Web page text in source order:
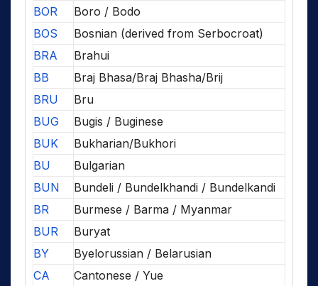
BOR
Boro / Bodo
BOS
Bosnian (derived from Serbocroat)
BRA
Brahui
BB
Braj Bhasa/Braj Bhasha/Brij
BRU
Bru
BUG
Bugis / Buginese
BUK
Bukharian/Bukhori
BU
Bulgarian
BUN
Bundeli / Bundelkhandi / Bundelkandi
BR
Burmese / Barma / Myanmar
BUR
Buryat
BY
Byelorussian / Belarusian
CA
Cantonese / Yue